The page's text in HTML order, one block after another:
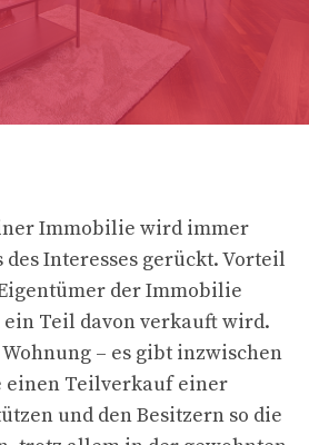
Immobilie wird immer
des Interesses gerückt. Vorteil
der Immobilie
Teil davon verkauft wird.
– es gibt inzwischen
einen Teilverkauf einer
und den Besitzern so die